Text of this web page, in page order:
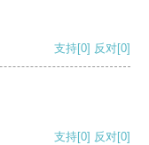
支持[0] 反对[0]
支持[0] 反对[0]